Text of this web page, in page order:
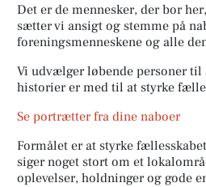
Det er de mennesker, der bor
sætter vi ansigt og stemme på
foreningsmenneskene og alle
Vi udvælger løbende personer til
historier er med til at styrke
Se portrætter fra dine naboer
Formålet er at styrke
siger noget stort om et
oplevelser, holdninger og gode